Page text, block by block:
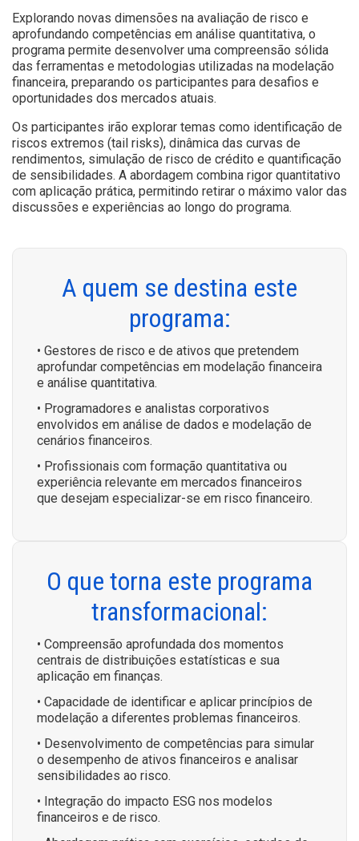
Explorando novas dimensões na avaliação de risco e
aprofundando competências em análise quantitativa, o
programa permite desenvolver uma compreensão sólida
das ferramentas e metodologias utilizadas na modelação
financeira, preparando os participantes para desafios e
oportunidades dos mercados atuais.
Os participantes irão explorar temas como identificação de
riscos extremos (tail risks), dinâmica das curvas de
rendimentos, simulação de risco de crédito e quantificação
de sensibilidades. A abordagem combina rigor quantitativo
com aplicação prática, permitindo retirar o máximo valor das
discussões e experiências ao longo do programa.
A quem se destina este
programa:
• Gestores de risco e de ativos que pretendem
aprofundar competências em modelação financeira
e análise quantitativa.
• Programadores e analistas corporativos
envolvidos em análise de dados e modelação de
cenários financeiros.
• Profissionais com formação quantitativa ou
experiência relevante em mercados financeiros
que desejam especializar-se em risco financeiro.
O que torna este programa
transformacional:
• Compreensão aprofundada dos momentos
centrais de distribuições estatísticas e sua
aplicação em finanças.
• Capacidade de identificar e aplicar princípios de
modelação a diferentes problemas financeiros.
• Desenvolvimento de competências para simular
o desempenho de ativos financeiros e analisar
sensibilidades ao risco.
• Integração do impacto ESG nos modelos
financeiros e de risco.